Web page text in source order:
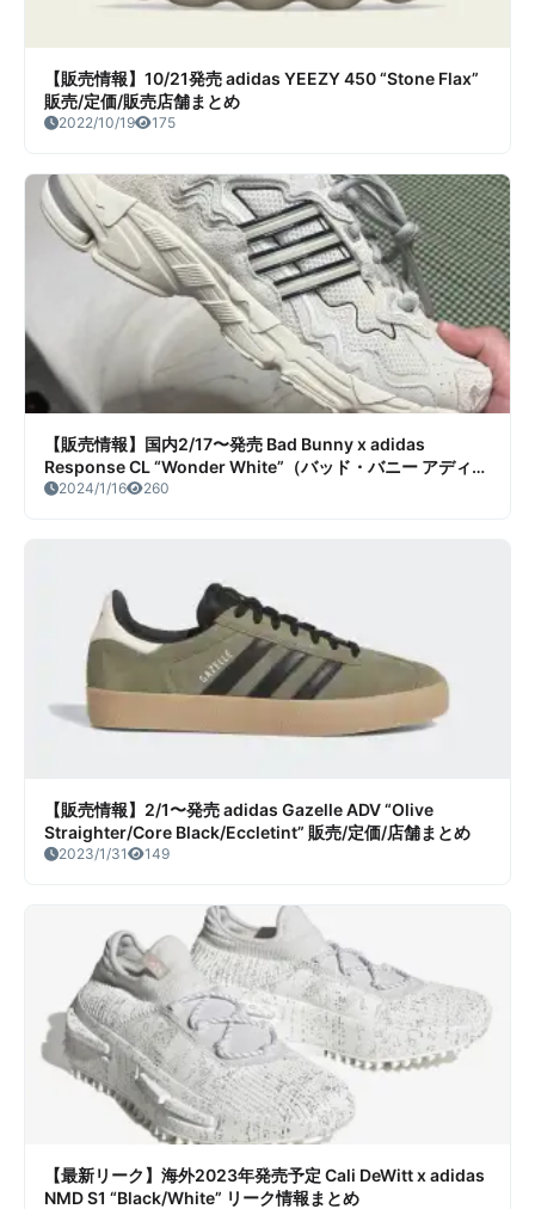
【販売情報】10/21発売 adidas YEEZY 450 “Stone Flax”
販売/定価/販売店舗まとめ
2022/10/19 175
【販売情報】国内2/17〜発売 Bad Bunny x adidas
Response CL “Wonder White”（バッド・バニー アディダ
ス オリジナルス レスポンス CL ワンダーホワイト）販売/定
2024/1/16 260
【販売情報】2/1〜発売 adidas Gazelle ADV “Olive
Straighter/Core Black/Eccletint” 販売/定価/店舗まとめ
2023/1/31 149
【最新リーク】海外2023年発売予定 Cali DeWitt x adidas
NMD S1 “Black/White” リーク情報まとめ